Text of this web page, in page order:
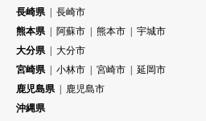
長崎県
長崎市
熊本県
阿蘇市 熊本市
宇城市
大分県
大分市
宮崎県
小林市 宮崎市
延岡市
鹿児島県
鹿児島市
沖縄県